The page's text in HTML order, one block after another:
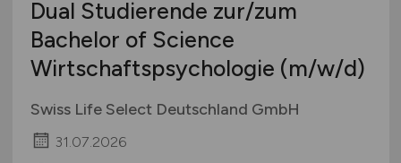
Dual Studierende zur/zum
Bachelor of Science
Wirtschaftspsychologie (m/w/d)
Swiss Life Select Deutschland GmbH
31.07.2026